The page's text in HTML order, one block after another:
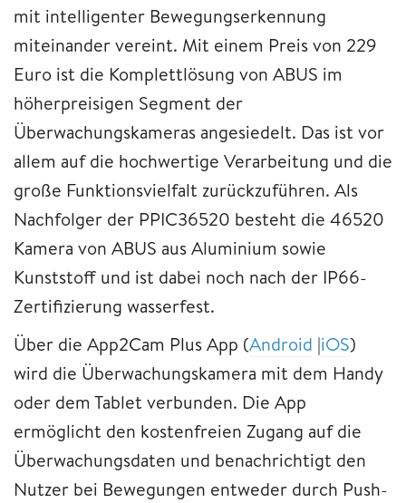
mit intelligenter Bewegungserkennung
miteinander vereint. Mit einem Preis von 229
Euro ist die Komplettlösung von ABUS im
höherpreisigen Segment der
Überwachungskameras angesiedelt. Das ist vor
allem auf die hochwertige Verarbeitung und die
große Funktionsvielfalt zurückzuführen. Als
Nachfolger der PPIC36520 besteht die 46520
Kamera von ABUS aus Aluminium sowie
Kunststoff und ist dabei noch nach der IP66-
Zertifizierung wasserfest.
Über die App2Cam Plus App (Android |iOS)
wird die Überwachungskamera mit dem Handy
oder dem Tablet verbunden. Die App
ermöglicht den kostenfreien Zugang auf die
Überwachungsdaten und benachrichtigt den
Nutzer bei Bewegungen entweder durch Push-